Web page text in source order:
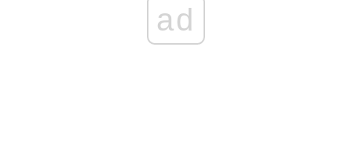
ad